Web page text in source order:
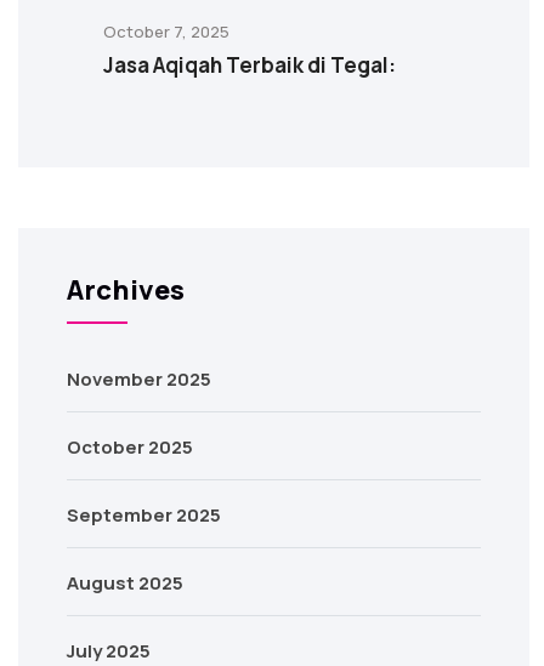
October 7, 2025
Jasa Aqiqah Terbaik di Tegal:
Archives
November 2025
October 2025
September 2025
August 2025
July 2025